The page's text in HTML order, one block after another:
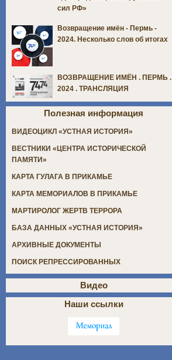
сил РФ»
Возвращение имён - Пермь -
2024. Несколько слов об итогах
ВОЗВРАЩЕНИЕ ИМЁН . ПЕРМЬ .
2024 . ТРАНСЛЯЦИЯ
Полезная информация
ВИДЕОЦИКЛ «УСТНАЯ ИСТОРИЯ»
ВЕСТНИКИ «ЦЕНТРА ИСТОРИЧЕСКОЙ
ПАМЯТИ»
КАРТА ГУЛАГА В ПРИКАМЬЕ
КАРТА МЕМОРИАЛОВ В ПРИКАМЬЕ
МАРТИРОЛОГ ЖЕРТВ ТЕРРОРА
БАЗА ДАННЫХ «УСТНАЯ ИСТОРИЯ»
АРХИВНЫЕ ДОКУМЕНТЫ
ПОИСК РЕПРЕССИРОВАННЫХ
Видео
Наши ссылки